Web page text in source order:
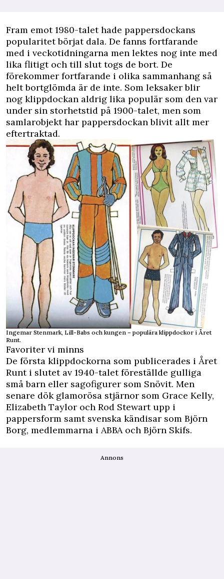
Fram emot 1980-talet hade pappersdockans
popularitet börjat dala. De fanns fortfarande
med i veckotidningarna men lektes nog inte med
lika flitigt och till slut togs de bort. De
förekommer fortfarande i olika sammanhang så
helt bortglömda är de inte. Som leksaker blir
nog klippdockan aldrig lika populär som den var
under sin storhetstid på 1900-talet, men som
samlarobjekt har pappersdockan blivit allt mer
eftertraktad.
Ingemar Stenmark, Lill-Babs och kungen – populära klippdockor i Året
Runt.
Favoriter vi minns
De första klippdockorna som publicerades i Året
Runt i slutet av 1940-talet föreställde gulliga
små barn eller sagofigurer som Snövit. Men
senare dök glamorösa stjärnor som Grace Kelly,
Elizabeth Taylor och Rod Stewart upp i
pappersform samt svenska kändisar som Björn
Borg, medlemmarna i ABBA och Björn Skifs.
Annons